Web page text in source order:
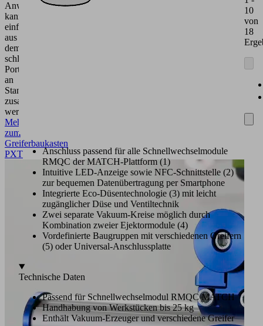
Anwendungen
kann
einfach
aus
dem
schlanken
Portfolio
an
Standardkomponenten
zusammengestellt
werden.
Mehr
zum
Greiferbaukasten
PXT
Anschluss passend für alle Schnellwechselmodule
RMQC der MATCH-Plattform (1)
Intuitive LED-Anzeige sowie NFC-Schnittstelle (2)
zur bequemen Datenübertragung per Smartphone
Integrierte Eco-Düsentechnologie (3) mit leicht
zugänglicher Düse und Ventiltechnik
Zwei separate Vakuum-Kreise möglich durch
Kombination zweier Ejektormodule (4)
Vordefinierte Baugruppen mit verschiedenen Greifern
(5) oder Universal-Anschlussplatte
Technische Daten
Passend für Schnellwechselmodul RMQC MATCH
Handhabung von Werkstücken bis 25 kg
Enthält Vakuum-Erzeuger und verschiedene Greifer
10
von
18